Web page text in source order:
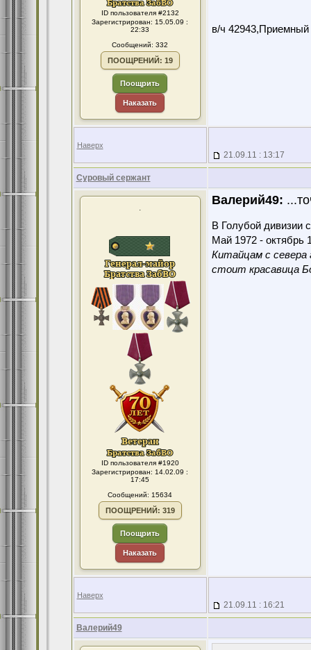
ID пользователя #2132
Зарегистрирован: 15.05.09 :
22:33
Сообщений: 332
ПООЩРЕНИЙ: 19
Поощрить
Наказать
в/ч
Наверх
21.09.11 : 13:17
Суровый сержант
.
ID пользователя #1920
Зарегистрирован: 14.02.09 :
17:45
Сообщений: 15634
ПООЩРЕНИЙ: 319
Поощрить
Наказать
Валерий49:
В Голубой дивизии
Май 1972 - октябрь
Китайцам с севера
стоит красавица
Наверх
21.09.11 : 16:21
Валерий49